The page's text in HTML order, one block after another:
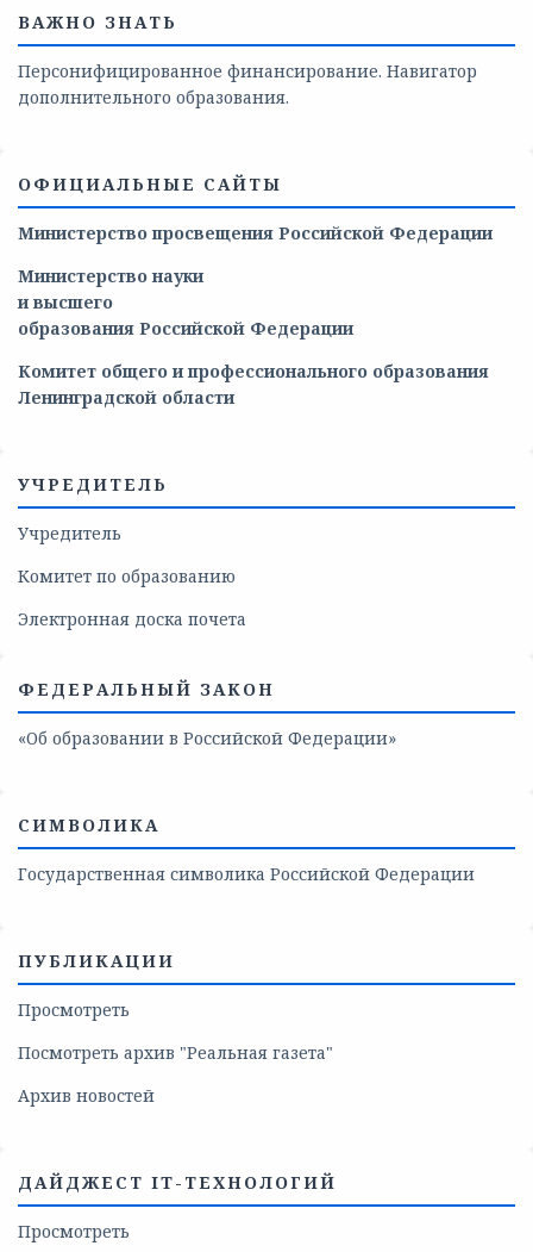
ВАЖНО ЗНАТЬ
Персонифицированное финансирование. Навигатор
дополнительного образования.
ОФИЦИАЛЬНЫЕ САЙТЫ
Министерство просвещения Российской Федерации
Министерство науки
и высшего
образования Российской Федерации
Комитет общего и профессионального образования
Ленинградской области
УЧРЕДИТЕЛЬ
Учредитель
Комитет по образованию
Электронная доска почета
ФЕДЕРАЛЬНЫЙ ЗАКОН
«Об образовании в Российской Федерации»
СИМВОЛИКА
Государственная символика Российской Федерации
ПУБЛИКАЦИИ
Просмотреть
Посмотреть архив "Реальная газета"
Архив новостей
ДАЙДЖЕСТ IT-ТЕХНОЛОГИЙ
Просмотреть